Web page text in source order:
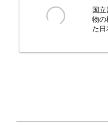
国
物の
た日